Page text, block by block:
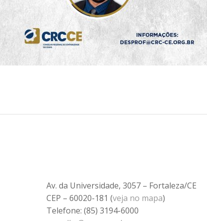
Av. da Universidade, 3057 – Fortaleza/CE
CEP – 60020-181 (veja no mapa)
Telefone: (85) 3194-6000